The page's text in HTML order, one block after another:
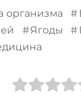
организма
Ягоды